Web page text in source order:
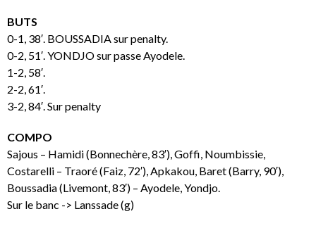
BUTS
0-1, 38′. BOUSSADIA sur penalty.
0-2, 51′. YONDJO sur passe Ayodele.
1-2, 58′.
2-2, 61′.
3-2, 84′. Sur penalty
COMPO
Sajous – Hamidi (Bonnechère, 83′), Goffi, Noumbissie,
Costarelli – Traoré (Faiz, 72′), Apkakou, Baret (Barry, 90′),
Boussadia (Livemont, 83′) – Ayodele, Yondjo.
Sur le banc -> Lanssade (g)